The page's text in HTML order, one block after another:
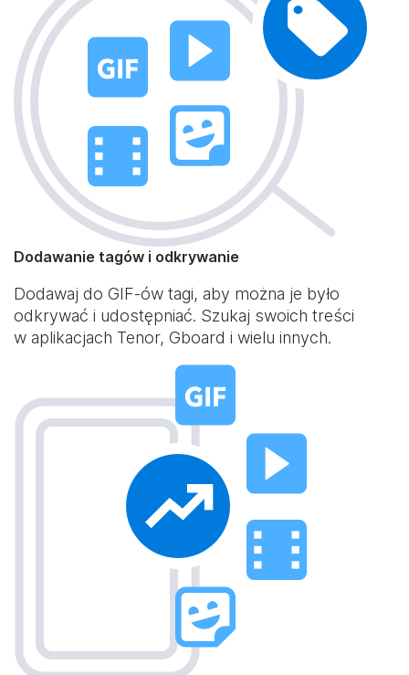
Dodawanie tagów i odkrywanie
Dodawaj do GIF-ów tagi, aby można je było
odkrywać i udostępniać. Szukaj swoich treści
w aplikacjach Tenor, Gboard i wielu innych.